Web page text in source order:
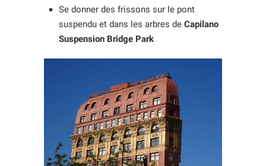
Se donner des frissons sur le pont
suspendu et dans les arbres de Capilano
Suspension Bridge Park